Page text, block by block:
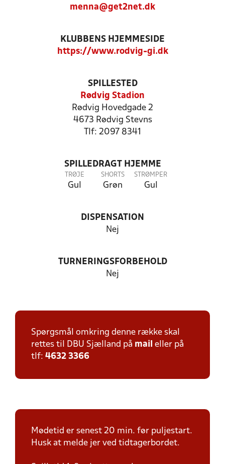
menna@get2net.dk
KLUBBENS HJEMMESIDE
https://www.rodvig-gi.dk
SPILLESTED
Rødvig Stadion
Rødvig Hovedgade 2
4673 Rødvig Stevns
Tlf: 2097 8341
SPILLEDRAGT HJEMME
TRØJE
Gul
SHORTS
Grøn
STRØMPER
Gul
DISPENSATION
Nej
TURNERINGSFORBEHOLD
Nej
Spørgsmål omkring denne række skal
rettes til DBU Sjælland på mail eller på
tlf: 4632 3366
Mødetid er senest 20 min. før puljestart.
Husk at melde jer ved tidtagerbordet.